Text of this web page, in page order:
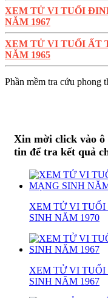
XEM TỬ VI TUỔI
NĂM 1967
XEM TỬ VI TUỔI ẤT
NĂM 1965
Phần mềm tra cứu phong
Xin mời click vào ô
tin để tra kết quả
XEM TỬ VI
SINH NĂM 1970
XEM TỬ VI
SINH NĂM 1967